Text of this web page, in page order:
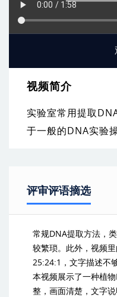
视频简介
实验室常用提取
于一般的DNA实验操
评审评语摘选
常规DNA提取方法，
较繁琐。此外，视频
25:24:1，文字描述不
本视频展示了一种植
整，画面清楚，文字